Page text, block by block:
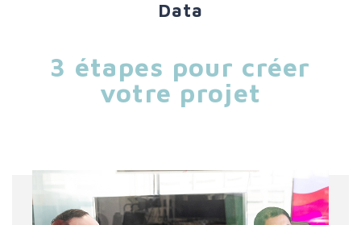
Data
3 étapes pour créer
votre projet